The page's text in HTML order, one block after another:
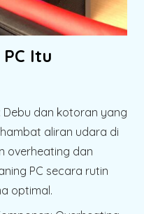
Itu
Debu dan kotoran yang
aliran udara di
overheating dan
PC secara rutin
optimal.